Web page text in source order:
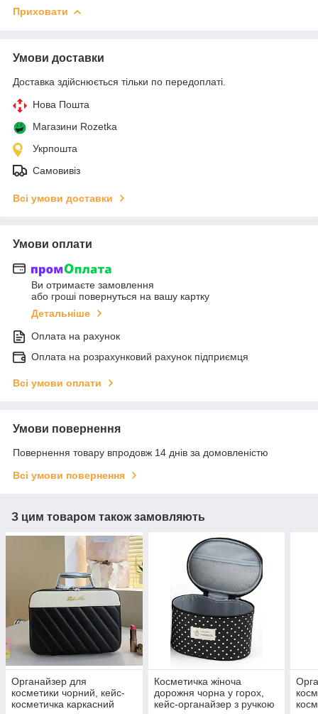
Приховати
Умови доставки
Доставка здійснюється тільки по передоплаті.
Нова Пошта
Магазини Rozetka
Укрпошта
Самовивіз
Всі умови доставки
Умови оплати
Ви отримаєте замовлення
або гроші повернуться на вашу картку
Детальніше
Оплата на рахунок
Оплата на розрахунковий рахунок підприємця
Всі умови оплати
Умови повернення
Повернення товару впродовж 14 днів за домовленістю
Всі умови повернення
З цим товаром також замовляють
Органайзер для
косметики чорний, кейс-
косметичка каркасний
Косметичка жіноча
дорожня чорна у горох,
кейс-органайзер з ручкою